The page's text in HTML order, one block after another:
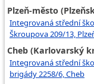
Plzeň-město
Integrovaná střední
Škroupova 209/13,
Cheb (Karlovarský
Integrovaná střední
brigády 2258/6, Cheb